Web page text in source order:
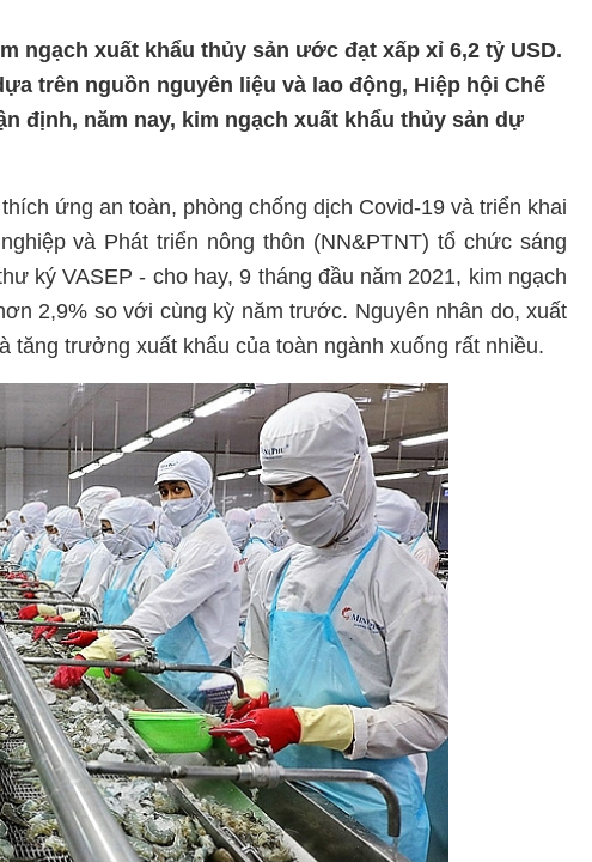
ngạch xuất khẩu thủy sản ước đạt xấp xỉ 6,2 tỷ USD.
trên nguồn nguyên liệu và lao động, Hiệp hội Chế
định, năm nay, kim ngạch xuất khẩu thủy sản dự
ứng an toàn, phòng chống dịch Covid-19 và triển khai
và Phát triển nông thôn (NN&PTNT) tổ chức sáng
ký VASEP - cho hay, 9 tháng đầu năm 2021, kim ngạch
2,9% so với cùng kỳ năm trước. Nguyên nhân do, xuất
tăng trưởng xuất khẩu của toàn ngành xuống rất nhiều.